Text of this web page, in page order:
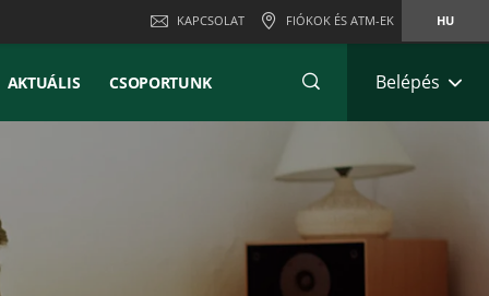
KAPCSOLAT FIÓKOK ÉS ATM-EK HU
AKTUÁLIS CSOPORTUNK Belépés